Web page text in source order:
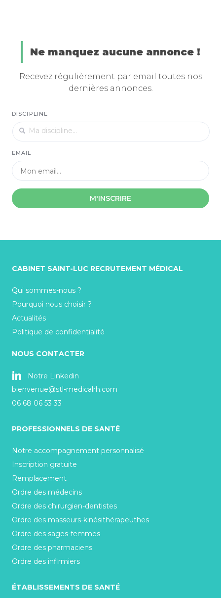
Ne manquez aucune annonce !
Recevez régulièrement par email toutes nos
dernières annonces.
DISCIPLINE
EMAIL
M'INSCRIRE
CABINET SAINT-LUC RECRUTEMENT MÉDICAL
Qui sommes-nous ?
Pourquoi nous choisir ?
Actualités
Politique de confidentialité
NOUS CONTACTER
Notre Linkedin
bienvenue@stl-medicalrh.com
06 68 06 53 33
PROFESSIONNELS DE SANTÉ
Notre accompagnement personnalisé
Inscription gratuite
Remplacement
Ordre des médecins
Ordre des chirurgien-dentistes
Ordre des masseurs-kinésithérapeuthes
Ordre des sages-femmes
Ordre des pharmaciens
Ordre des infirmiers
ÉTABLISSEMENTS DE SANTÉ